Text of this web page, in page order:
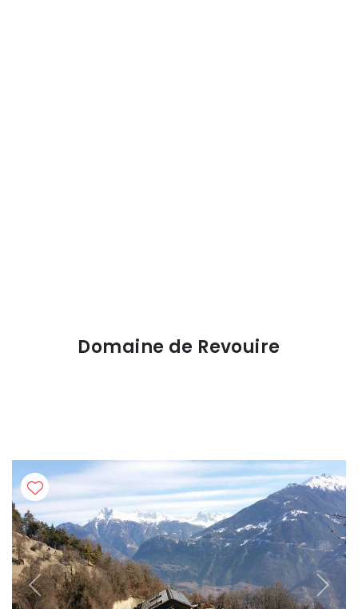
Domaine de Revouire
Previous Next